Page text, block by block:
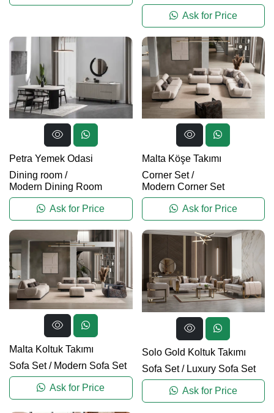
Ask for Price
Petra Yemek Odasi
Dining room /
Modern Dining Room
Ask for Price
Malta Köşe Takımı
Corner Set/
Modern Corner Set
Ask for Price
Malta Koltuk Takımı
Sofa Set/ Modern Sofa Set
Ask for Price
Solo Gold Koltuk Takımı
Sofa Set/ Luxury Sofa Set
Ask for Price